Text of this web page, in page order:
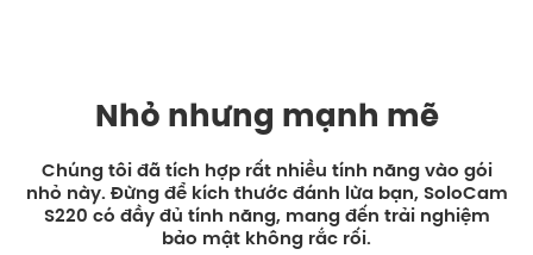
Nhỏ nhưng mạnh mẽ
Chúng tôi đã tích hợp rất nhiều tính năng vào gói
nhỏ này. Đừng để kích thước đánh lừa bạn, SoloCam
S220 có đầy đủ tính năng, mang đến trải nghiệm
bảo mật không rắc rối.